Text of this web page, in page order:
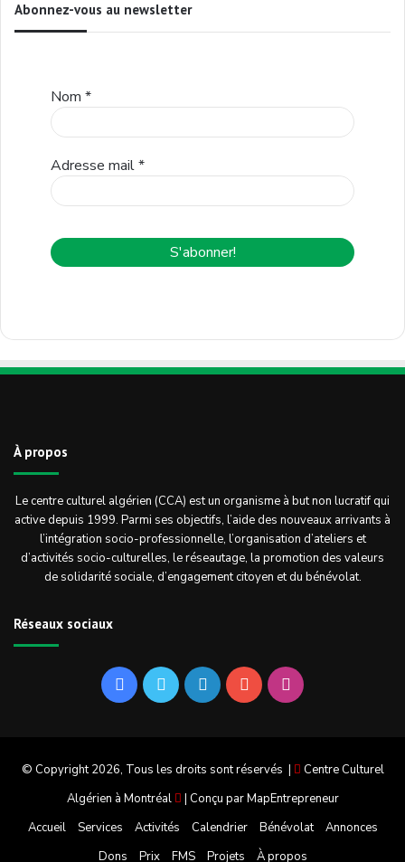
Abonnez-vous au newsletter
Nom *
Adresse mail*
À propos
Le centre culturel algérien (CCA) est un organisme à but non lucratif qui
active depuis 1999. Parmi ses objectifs, l’aide des nouveaux arrivants à
l’intégration socio-professionnelle, l’organisation d’ateliers et
d’activités socio-culturelles, le réseautage, la promotion des valeurs
de solidarité sociale, d’engagement citoyen et du bénévolat.
Réseaux sociaux
FacebookTwitterLinkedinYouTubeInstagram
© Copyright 2026, Tous les droits sont réservés |
Centre Culturel
Algérien à Montréal
| Conçu parMapEntrepreneur
Accueil
Services Activités Calendrier Bénévolat
Annonces
Dons
Prix FMS Projets À propos